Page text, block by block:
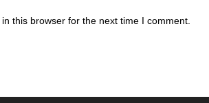
this browser for the next time I comment.